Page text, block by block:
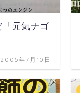
元気ナゴ
2005年7月10日